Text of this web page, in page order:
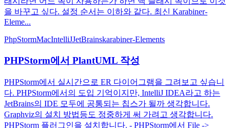
을 바꾸고 싶다. 설정 순서는 이하와 같다. 최신 Karabiner-
Eleme...
PhpStormMacIntelliJJetBrainskarabiner-Elements
PHPStorm에서 PlantUML 작성
PHPStorm에서 실시간으로 ER 다이어그램을 그려보고 싶습니
다. PHPStorm에서의 도입 기억이지만, IntelliJ IDEA라고 하는
JetBrains의 IDE 모두에 공통되는 칩스가 될까 생각합니다.
Graphviz의 설치 방법등도 정중하게 써 가려고 생각합니다.
PHPStorm 플러그인을 설치합니다. - PHPStorm에서 File ->